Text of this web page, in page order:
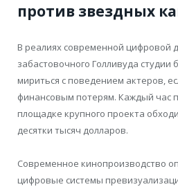
против звездных
В реалиях современной цифровой
забастовочного Голливуда студии
мириться с поведением актеров,
финансовым потерям. Каждый час
площадке крупного проекта
десятки тысяч долларов.
Современное кинопроизводство
цифровые системы